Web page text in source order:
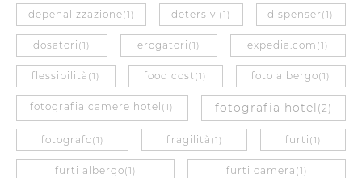
depenalizzazione(1) detersivi (1) dispenser (1)
dosatori (1) erogatori (1) expedia.com (1)
flessibilità (1) food cost (1) foto albergo(1)
fotografia camere hotel (1) fotografia hotel (2)
fotografo(1) fragilità (1) furti (1)
furti albergo(1) furti camera (1)